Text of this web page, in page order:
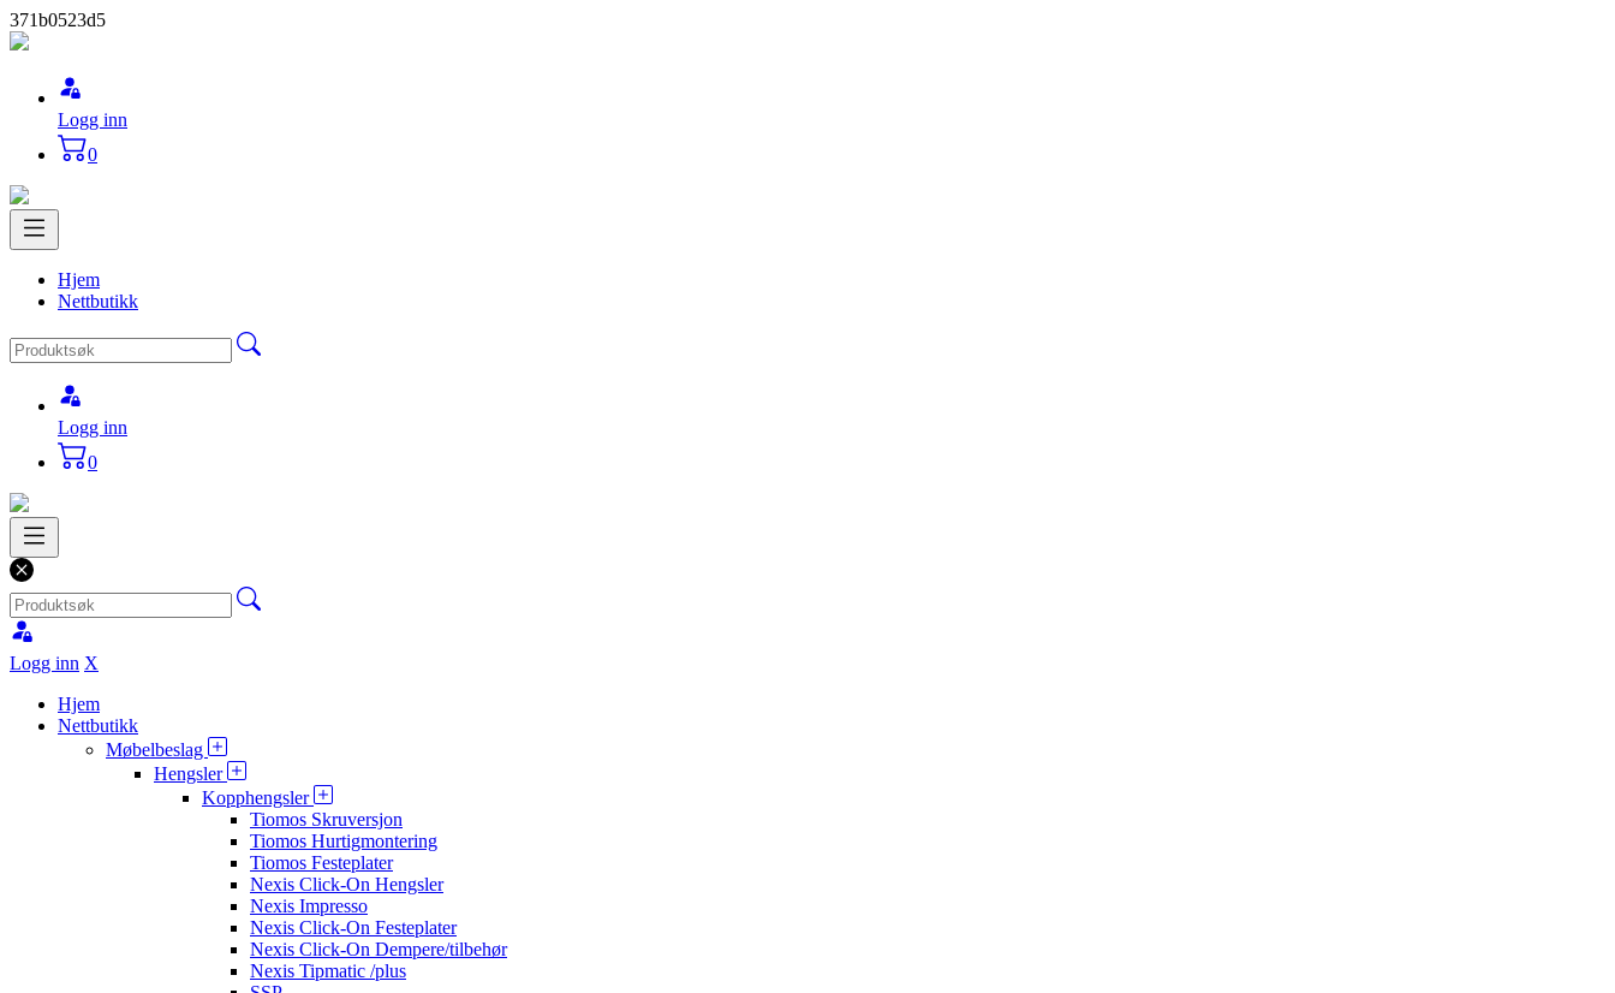
371b0523d5
Logg inn
0
Hjem
Nettbutikk
Logg inn
0
Logg inn X
Hjem
Nettbutikk
Møbelbeslag
Hengsler
Kopphengsler
Tiomos Skruversjon
Tiomos Hurtigmontering
Tiomos Festeplater
Nexis Click-On Hengsler
Nexis Impresso
Nexis Click-On Festeplater
Nexis Click-On Dempere/tilbehør
Nexis Tipmatic /plus